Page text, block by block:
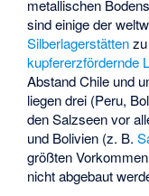
metallischen
sind einige der
Silberlagerstätten
kupfererzfördernde
Abstand Chile und
liegen drei (Peru,
den Salzseen vor
und Bolivien (z. B.
größten
nicht abgebaut